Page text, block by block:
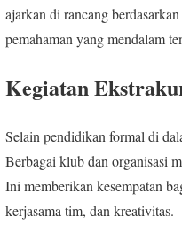
ajarkan di rancang
pemahaman yang mendalam
Kegiatan
Selain pendidikan formal di
Berbagai klub dan organisasi
Ini memberikan kesempatan
kerjasama tim, dan kreativitas.